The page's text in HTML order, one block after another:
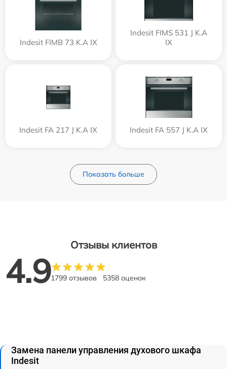
Indesit FIMB 73 K.A IX
Indesit FIMS 531 J K.A
IX
Indesit FA 217 J K.A IX Indesit FA 557 J K.A IX
Показать больше
Отзывы клиентов
4.91799 отзывов 5358 оценок
Замена панели управления духового шкафа
Indesit